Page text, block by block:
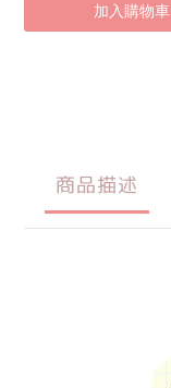
加入購物車
商品描述